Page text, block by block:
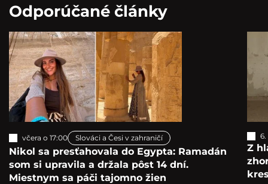
Odporúčané články
včera o 17:00 Slováci a Česi v zahraničí
Nikol sa presťahovala do Egypta: Ramadán
som si upravila a držala pôst 14 dní.
Miestnym sa páči tajomno žien
Z